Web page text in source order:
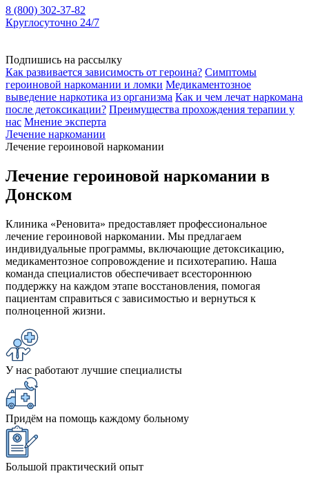
8 (800) 302-37-82
Круглосуточно 24/7
Подпишись на рассылку
Как развивается зависимость от героина? Симптомы
героиновой наркомании и ломки Медикаментозное
выведение наркотика из организма Как и чем лечат наркомана
после детоксикации? Преимущества прохождения терапии у
нас Мнение эксперта
Лечение наркомании
Лечение героиновой наркомании
Лечение героиновой наркомании в
Донском
Клиника «Реновита» предоставляет профессиональное
лечение героиновой наркомании. Мы предлагаем
индивидуальные программы, включающие детоксикацию,
медикаментозное сопровождение и психотерапию. Наша
команда специалистов обеспечивает всестороннюю
поддержку на каждом этапе восстановления, помогая
пациентам справиться с зависимостью и вернуться к
полноценной жизни.
У нас работают лучшие специалисты
Придём на помощь каждому больному
Большой практический опыт